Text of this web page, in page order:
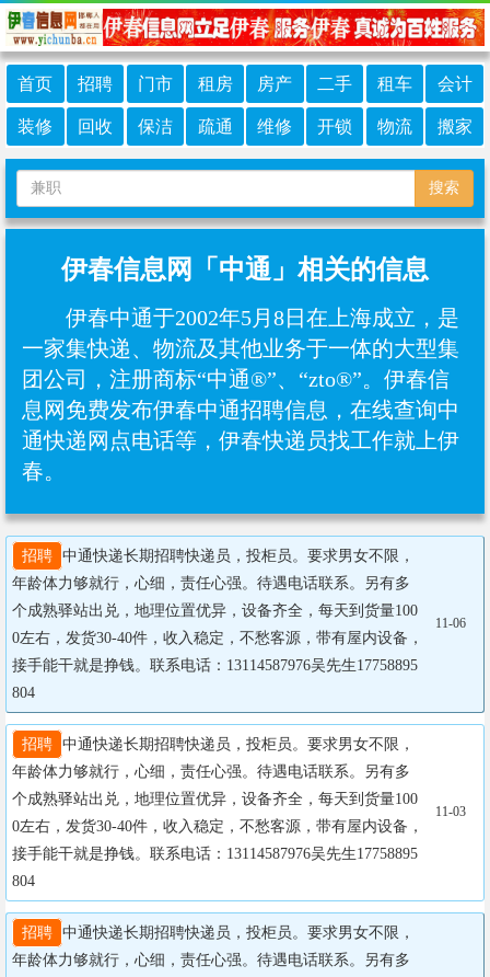
首页 招聘 门市 租房 房产 二手 租车 会计
装修 回收 保洁 疏通 维修 开锁 物流 搬家
搜索
伊春信息网「中通」相关的信息
伊春中通于2002年5月8日在上海成立，是
一家集快递、物流及其他业务于一体的大型集
团公司，注册商标“中通®”、“zto®”。伊春信
息网免费发布伊春中通招聘信息，在线查询中
通快递网点电话等，伊春快递员找工作就上伊
春。
招聘 中通快递长期招聘快递员，投柜员。要求男女不限，
年龄体力够就行，心细，责任心强。待遇电话联系。另有多
个成熟驿站出兑，地理位置优异，设备齐全，每天到货量100
0左右，发货30-40件，收入稳定，不愁客源，带有屋内设备，
接手能干就是挣钱。联系电话：13114587976吴先生17758895
804
11-06
招聘 中通快递长期招聘快递员，投柜员。要求男女不限，
年龄体力够就行，心细，责任心强。待遇电话联系。另有多
个成熟驿站出兑，地理位置优异，设备齐全，每天到货量100
0左右，发货30-40件，收入稳定，不愁客源，带有屋内设备，
接手能干就是挣钱。联系电话：13114587976吴先生17758895
804
11-03
招聘 中通快递长期招聘快递员，投柜员。要求男女不限，
年龄体力够就行，心细，责任心强。待遇电话联系。另有多